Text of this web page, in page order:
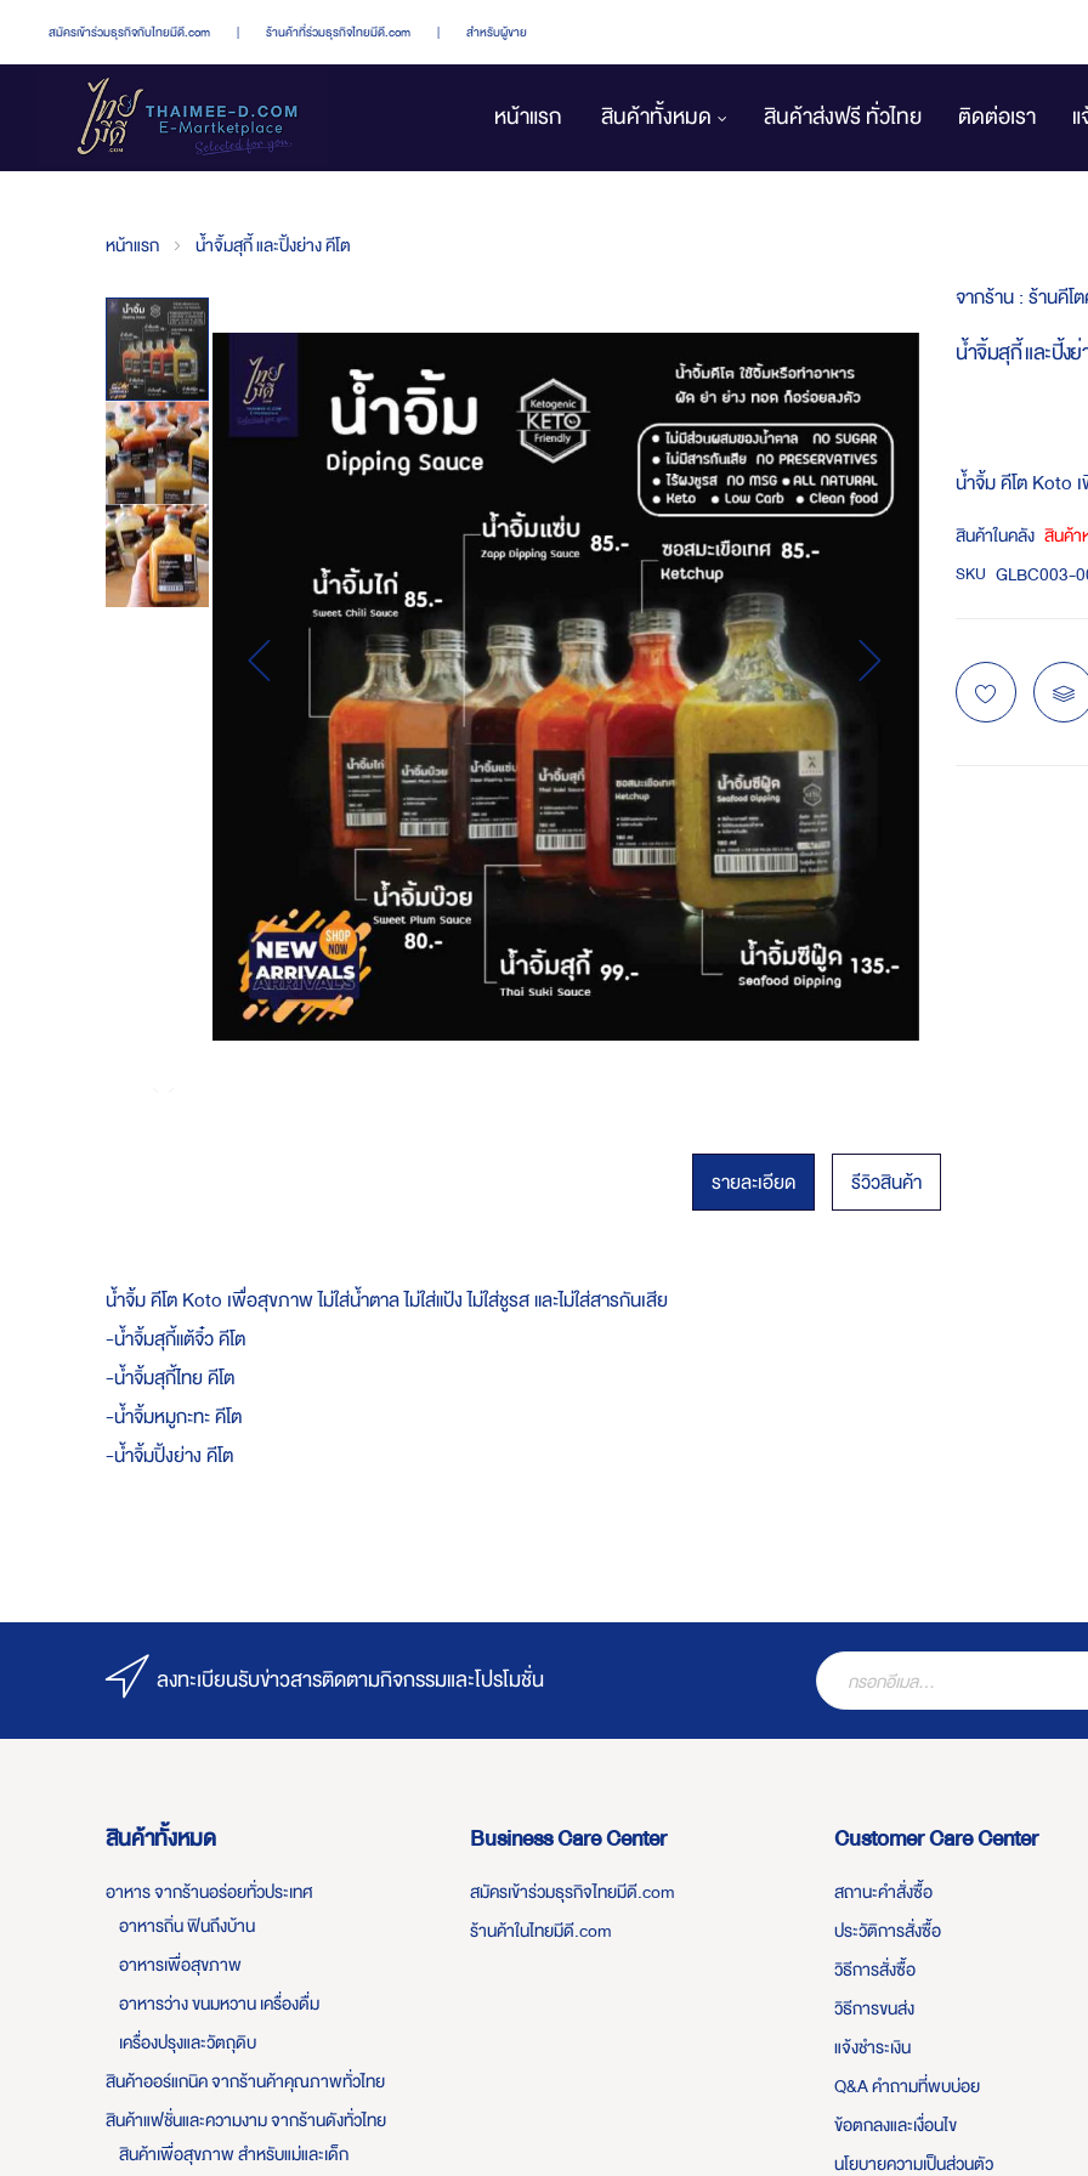
สมัครเข้าร่วมธุรกิจกับไทยมีดี.com | ร้านค้าที่ร่วมธุรกิจไทยมีดี.com | สำหรับผู้ขาย
หน้าแรก สินค้าทั้งหมด สินค้าส่งฟรี ทั่วไทย ติดต่อเรา
หน้าแรก น้ำจิ้มสุกี้ และปิ้งย่าง คีโต
Skip
to
the
end
of
the
images
gallery
gallery
จากร้าน :ร้านคีโ
น้ำจิ้มสุกี้ และปิ้งย่
น้ำจิ้ม คีโต Koto
สินค้าในคลัง สินค้
SKU GLBC003-
รายละเอียด
น้ำจิ้ม คีโต Koto เพื่อสุขภาพ ไม่ใส่น้ำตาล ไม่ใส่แป้ง ไม่ใส่ชูรส และไม่ใส่สารกันเสีย
-น้ำจิ้มสุกี้แต้จิ๋ว คีโต
-น้ำจิ้มสุกี้ไทย คีโต
-น้ำจิ้มหมูกะทะ คีโต
-น้ำจิ้มปิ้งย่าง คีโต
รีวิวสินค้า
ลงทะเบียนรับข่าวสารติดตามกิจกรรมและโปรโมชั่น
สินค้าทั้งหมด
อาหาร จากร้านอร่อยทั่วประเทศ
อาหารถิ่น ฟินถึงบ้าน
อาหารเพื่อสุขภาพ
อาหารว่าง ขนมหวาน เครื่องดื่ม
เครื่องปรุงและวัตถุดิบ
สินค้าออร์แกนิค จากร้านค้าคุณภาพทั่วไทย
สินค้าแฟชั่นและความงาม จากร้านดังทั่วไทย
สินค้าเพื่อสุขภาพ สำหรับแม่และเด็ก
Business Care Center
สมัครเข้าร่วมธุรกิจไทยมีดี.com
ร้านค้าในไทยมีดี.com
Customer Care Center
สถานะคำสั่งซื้อ
ประวัติการสั่งซื้อ
วิธีการสั่งซื้อ
วิธีการขนส่ง
แจ้งชำระเงิน
Q&A คำถามที่พบบ่อย
ข้อตกลงและเงื่อนไข
นโยบายความเป็นส่วนตัว